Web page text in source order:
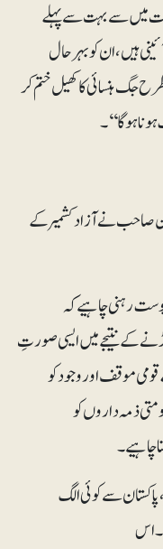
میں سے بہت سے پہلے
ہیں، ان کو بہرحال
جگ ہنسائی کا کھیل ختم کر
ہوگا‘‘۔
صاحب نے آزاد کشمیر کے
رہنی چاہیے کہ
کے نتیجے میں ایسی صورتِ
موقف اور وجود کو
ذمہ داروں کو
چاہیے۔
پاکستان سے کوئی الگ